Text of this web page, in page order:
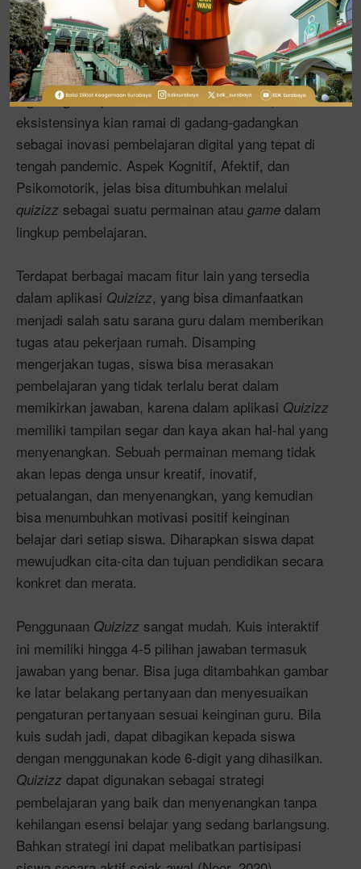
kemudian mengembangkan sebagai media evaluasi,
sehingga dapat mencapai tujuan pendidikan. Quizizz
muncul sebagai konsekuensi lahirnya teknologi yang
menjadi salah satu bagian dari inovasi pembelajaran
digital agar dapat memberikan kemudahan, dimana
eksistensinya kian ramai di gadang-gadangkan
sebagai inovasi pembelajaran digital yang tepat di
tengah pandemic. Aspek Kognitif, Afektif, dan
Psikomotorik, jelas bisa ditumbuhkan melalui
quizizz sebagai suatu permainan atau game dalam
lingkup pembelajaran.
Terdapat berbagai macam fitur lain yang tersedia
dalam aplikasi Quizizz, yang bisa dimanfaatkan
menjadi salah satu sarana guru dalam memberikan
tugas atau pekerjaan rumah. Disamping
mengerjakan tugas, siswa bisa merasakan
pembelajaran yang tidak terlalu berat dalam
memikirkan jawaban, karena dalam aplikasi Quizizz
memiliki tampilan segar dan kaya akan hal-hal yang
menyenangkan. Sebuah permainan memang tidak
akan lepas denga unsur kreatif, inovatif,
petualangan, dan menyenangkan, yang kemudian
bisa menumbuhkan motivasi positif keinginan
belajar dari setiap siswa. Diharapkan siswa dapat
mewujudkan cita-cita dan tujuan pendidikan secara
konkret dan merata.
Penggunaan Quizizz sangat mudah. Kuis interaktif
ini memiliki hingga 4-5 pilihan jawaban termasuk
jawaban yang benar. Bisa juga ditambahkan gambar
ke latar belakang pertanyaan dan menyesuaikan
pengaturan pertanyaan sesuai keinginan guru. Bila
kuis sudah jadi, dapat dibagikan kepada siswa
dengan menggunakan kode 6-digit yang dihasilkan.
Quizizz dapat digunakan sebagai strategi
pembelajaran yang baik dan menyenangkan tanpa
kehilangan esensi belajar yang sedang barlangsung.
Bahkan strategi ini dapat melibatkan partisipasi